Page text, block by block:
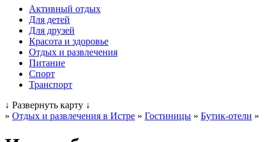
Активный отдых
Для детей
Для друзей
Красота и здоровье
Отдых и развлечения
Питание
Спорт
Транспорт
↓ Развернуть карту ↓
» Отдых и развлечения в Истре » Гостиницы » Бутик-отели »